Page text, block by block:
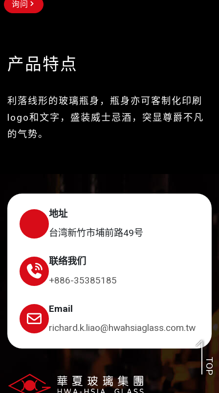
询问
产品特点
利落线形的玻璃瓶身，瓶身亦可客制化印刷
logo和文字，盛装威士忌酒，突显尊爵不凡
的气势。
TOP
地址
台湾新竹市埔前路49号
联络我们
+886-35385185
Email
richard.k.liao@hwahsiaglass.com.tw